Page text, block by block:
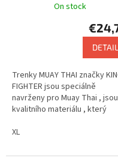
On stock
DETAIL
Trenky MUAY THAI značky
FIGHTER jsou speciálně
navrženy pro Muay Thai ,
kvalitního materiálu , který
zajímavý design.
XL